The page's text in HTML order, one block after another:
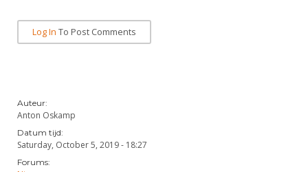
Log In To Post Comments
Auteur:
Anton Oskamp
Datum tijd:
Saturday, October 5, 2019 - 18:27
Forums: